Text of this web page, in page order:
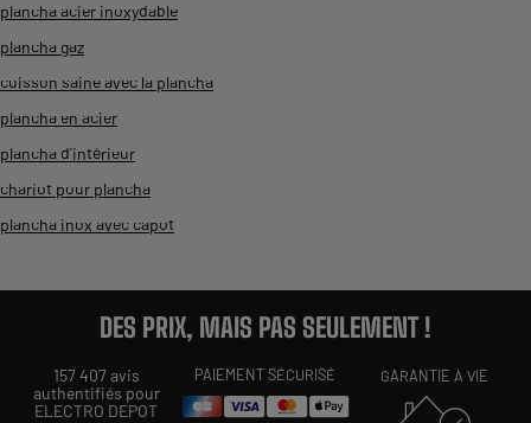
plancha acier inoxydable
plancha gaz
cuisson saine avec la plancha
plancha en acier
plancha d'intérieur
chariot pour plancha
plancha inox avec capot
DES PRIX, MAIS PAS SEULEMENT !
157 407 avis
authentifiés pour
ELECTRO DEPOT
PAIEMENT SÉCURISÉ GARANTIE À VIE